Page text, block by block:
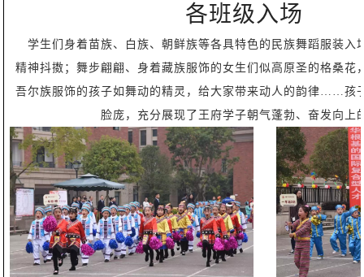
各班级入场
学生们身着苗族、白族、朝鲜族等各具特色的民族舞蹈服装入
精神抖擞；舞步翩翩、身着藏族服饰的女生们似高原圣的格桑花
吾尔族服饰的孩子如舞动的精灵，给大家带来动人的韵律……孩
脸庞，充分展现了王府学子朝气蓬勃、奋发向上